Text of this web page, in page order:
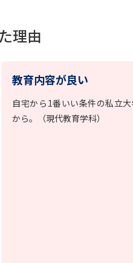
理由
教育内容が良い
自宅から1番いい条件の私立
から。（現代教育学科）